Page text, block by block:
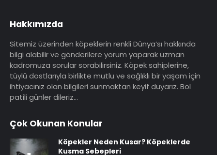
Hakkımızda
Sitemiz üzerinden köpeklerin renkli Dünya’sı hakkında
bilgi alabilir ve gönderilere yorum yaparak uzman
kadromuza sorular sorabilirsiniz. Köpek sahiplerine,
tüylü dostlarıyla birlikte mutlu ve sağlıklı bir yaşam için
ihtiyacınız olan bilgileri sunmaktan keyif duyarız. Bol
patili günler dileriz…
Çok Okunan Konular
Köpekler Neden Kusar? Köpeklerde
Kusma Sebepleri